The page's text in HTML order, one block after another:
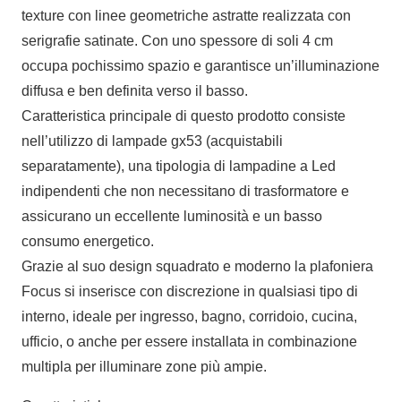
texture con linee geometriche astratte realizzata con
serigrafie satinate. Con uno spessore di soli 4 cm
occupa pochissimo spazio e garantisce un’illuminazione
diffusa e ben definita verso il basso.
Caratteristica principale di questo prodotto consiste
nell’utilizzo di lampade gx53 (acquistabili
separatamente), una tipologia di lampadine a Led
indipendenti che non necessitano di trasformatore e
assicurano un eccellente luminosità e un basso
consumo energetico.
Grazie al suo design squadrato e moderno la plafoniera
Focus si inserisce con discrezione in qualsiasi tipo di
interno, ideale per ingresso, bagno, corridoio, cucina,
ufficio, o anche per essere installata in combinazione
multipla per illuminare zone più ampie.